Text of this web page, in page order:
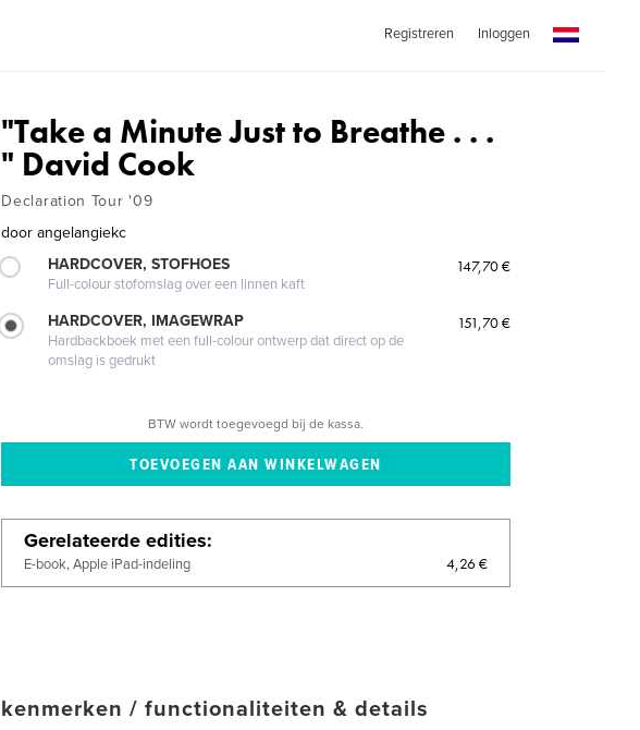
Registreren Inloggen
"Take a Minute Just to Breathe . . .
" David Cook
Declaration Tour '09
door angelangiekc
HARDCOVER, STOFHOES
Full-colour stofomslag over een linnen kaft
147,70 €
HARDCOVER, IMAGEWRAP
Hardbackboek met een full-colour ontwerp dat direct op de
omslag is gedrukt
151,70 €
BTW wordt toegevoegd bij de kassa.
Gerelateerde edities
E-book, Apple iPad-indeling 4,26 €
kenmerken / functionaliteiten & details